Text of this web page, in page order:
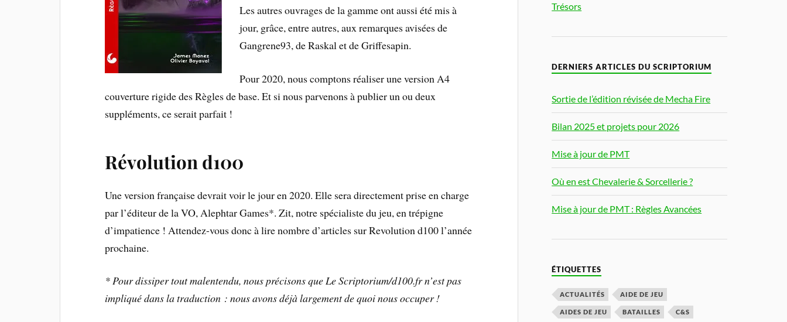
Les autres ouvrages de la gamme ont aussi été mis à
jour, grâce, entre autres, aux remarques avisées de
Gangrene93, de Raskal et de Griffesapin.
Pour 2020, nous comptons réaliser une version A4
couverture rigide des Règles de base. Et si nous parvenons à publier un ou deux
suppléments, ce serait parfait !
Révolution d100
Une version française devrait voir le jour en 2020. Elle sera directement prise en charge
par l’éditeur de la VO, Alephtar Games*. Zit, notre spécialiste du jeu, en trépigne
d’impatience ! Attendez-vous donc à lire nombre d’articles sur Revolution d100 l’année
prochaine.
* Pour dissiper tout malentendu, nous précisons que Le Scriptorium/d100.fr n’est pas
impliqué dans la traduction : nous avons déjà largement de quoi nous occuper !
Trésors
DERNIERS ARTICLES DU SCRIPTORIUM
Sortie de l’édition révisée de Mecha Fire
Bilan 2025 et projets pour 2026
Mise à jour de PMT
Où en est Chevalerie & Sorcellerie ?
Mise à jour de PMT : Règles Avancées
ÉTIQUETTES
ACTUALITÉS AIDE DE JEU
AIDES DE JEU BATAILLES C&S